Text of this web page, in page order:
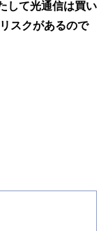
して光通信は買い
スクがあるので